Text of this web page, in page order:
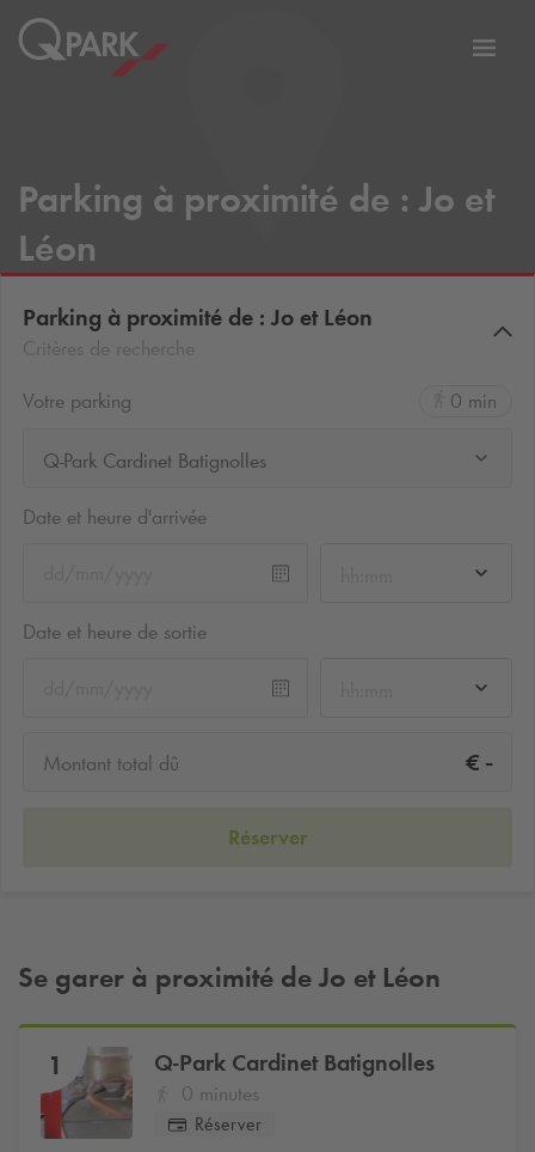
Parking à proximité de : Jo et
Léon
Parking à proximité de : Jo et Léon
Votre parking
0 min
Q-Park Cardinet Batignolles
Date et heure d'arrivée
Date et heure de sortie
Montant total dû € -
Réserver
Se garer à proximité de Jo et Léon
1 Q-Park Cardinet Batignolles
0 minutes
Réserver